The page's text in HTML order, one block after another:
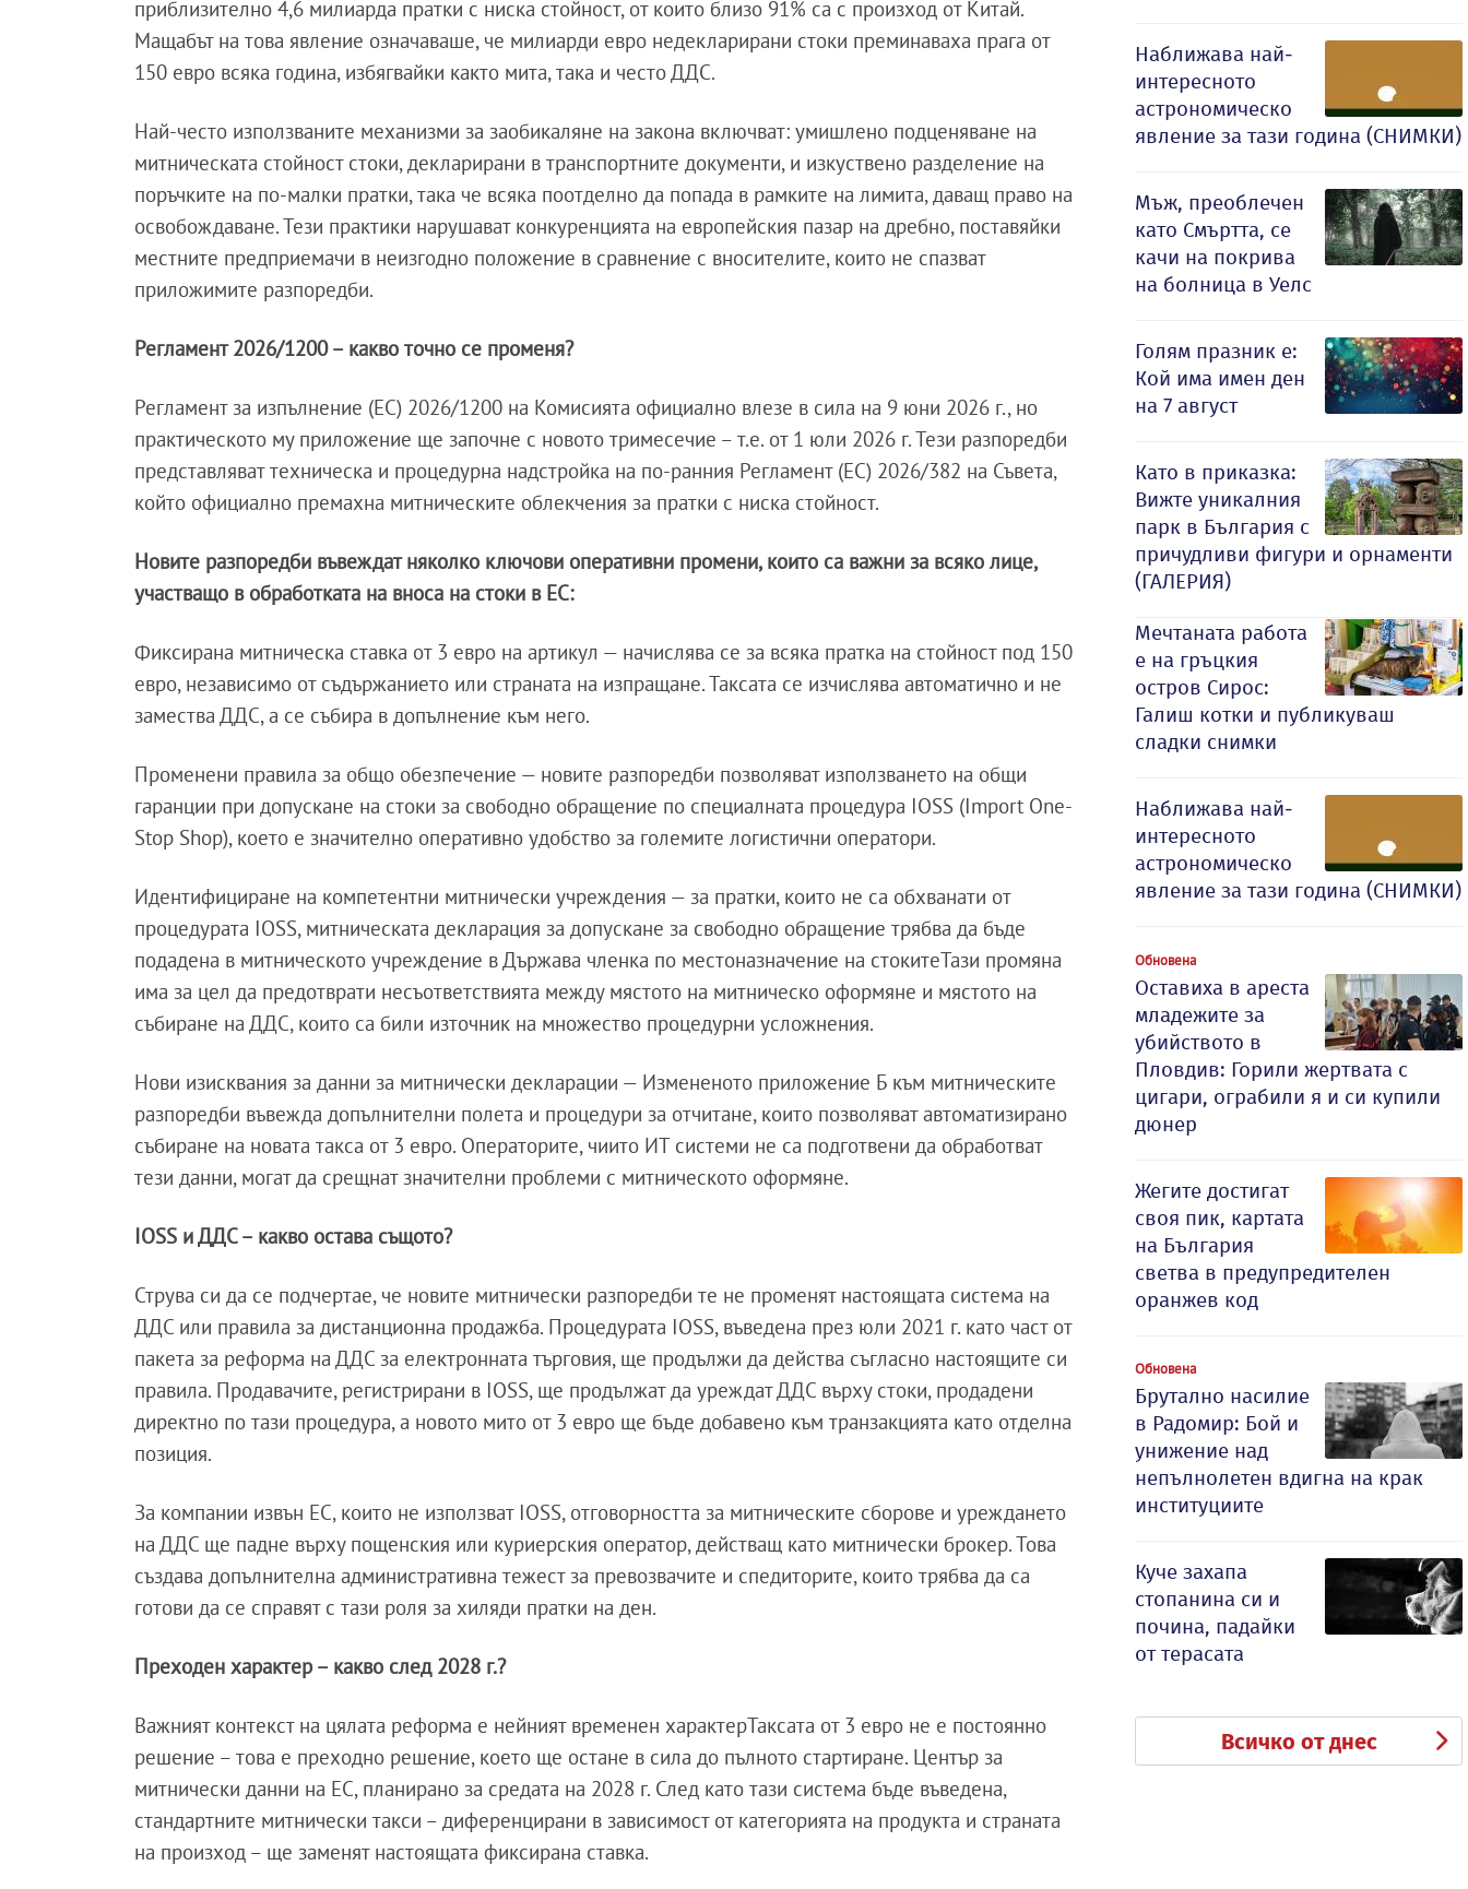
приблизително 4,6 милиарда пратки с ниска стойност, от които близо 91% са с произход от Китай.
Мащабът на това явление означаваше, че милиарди евро недекларирани стоки преминаваха прага от
150 евро всяка година, избягвайки както мита, така и често ДДС.
Най-често използваните механизми за заобикаляне на закона включват: умишлено подценяване на
митническата стойност стоки, декларирани в транспортните документи, и изкуствено разделение на
поръчките на по-малки пратки, така че всяка поотделно да попада в рамките на лимита, даващ право на
освобождаване. Тези практики нарушават конкуренцията на европейския пазар на дребно, поставяйки
местните предприемачи в неизгодно положение в сравнение с вносителите, които не спазват
приложимите разпоредби.
Регламент 2026/1200 – какво точно се променя?
Регламент за изпълнение (ЕС) 2026/1200 на Комисията официално влезе в сила на 9 юни 2026 г., но
практическото му приложение ще започне с новото тримесечие – т.е. от 1 юли 2026 г. Тези разпоредби
представляват техническа и процедурна надстройка на по-ранния Регламент (ЕС) 2026/382 на Съвета,
който официално премахна митническите облекчения за пратки с ниска стойност.
Новите разпоредби въвеждат няколко ключови оперативни промени, които са важни за всяко лице,
участващо в обработката на вноса на стоки в ЕС:
Фиксирана митническа ставка от 3 евро на артикул — начислява се за всяка пратка на стойност под 150
евро, независимо от съдържанието или страната на изпращане. Таксата се изчислява автоматично и не
замества ДДС, а се събира в допълнение към него.
Променени правила за общо обезпечение — новите разпоредби позволяват използването на общи
гаранции при допускане на стоки за свободно обращение по специалната процедура IOSS (Import One-
Stop Shop), което е значително оперативно удобство за големите логистични оператори.
Идентифициране на компетентни митнически учреждения — за пратки, които не са обхванати от
процедурата IOSS, митническата декларация за допускане за свободно обращение трябва да бъде
подадена в митническото учреждение в Държава членка по местоназначение на стокитеТази промяна
има за цел да предотврати несъответствията между мястото на митническо оформяне и мястото на
събиране на ДДС, които са били източник на множество процедурни усложнения.
Нови изисквания за данни за митнически декларации — Измененото приложение Б към митническите
разпоредби въвежда допълнителни полета и процедури за отчитане, които позволяват автоматизирано
събиране на новата такса от 3 евро. Операторите, чиито ИТ системи не са подготвени да обработват
тези данни, могат да срещнат значителни проблеми с митническото оформяне.
IOSS и ДДС – какво остава същото?
Струва си да се подчертае, че новите митнически разпоредби те не променят настоящата система на
ДДС или правила за дистанционна продажба. Процедурата IOSS, въведена през юли 2021 г. като част от
пакета за реформа на ДДС за електронната търговия, ще продължи да действа съгласно настоящите си
правила. Продавачите, регистрирани в IOSS, ще продължат да уреждат ДДС върху стоки, продадени
директно по тази процедура, а новото мито от 3 евро ще бъде добавено към транзакцията като отделна
позиция.
За компании извън ЕС, които не използват IOSS, отговорността за митническите сборове и уреждането
на ДДС ще падне върху пощенския или куриерския оператор, действащ като митнически брокер. Това
създава допълнителна административна тежест за превозвачите и спедиторите, които трябва да са
готови да се справят с тази роля за хиляди пратки на ден.
Преходен характер – какво след 2028 г.?
Важният контекст на цялата реформа е нейният временен характерТаксата от 3 евро не е постоянно
решение – това е преходно решение, което ще остане в сила до пълното стартиране. Център за
митнически данни на ЕС, планирано за средата на 2028 г. След като тази система бъде въведена,
стандартните митнически такси – диференцирани в зависимост от категорията на продукта и страната
на произход – ще заменят настоящата фиксирана ставка.
Наближава най-
интересното
астрономическо
явление за тази година (СНИМКИ)
Мъж, преоблечен
като Смъртта, се
качи на покрива
на болница в Уелс
Голям празник е:
Кой има имен ден
на 7 август
Като в приказка:
Вижте уникалния
парк в България с
причудливи фигури и орнаменти
(ГАЛЕРИЯ)
Мечтаната работа
е на гръцкия
остров Сирос:
Галиш котки и публикуваш
сладки снимки
Наближава най-
интересното
астрономическо
явление за тази година (СНИМКИ)
Обновена
Оставиха в ареста
младежите за
убийството в
Пловдив: Горили жертвата с
цигари, ограбили я и си купили
дюнер
Жегите достигат
своя пик, картата
на България
светва в предупредителен
оранжев код
Обновена
Брутално насилие
в Радомир: Бой и
унижение над
непълнолетен вдигна на крак
институциите
Куче захапа
стопанина си и
почина, падайки
от терасата
Всичко от днес